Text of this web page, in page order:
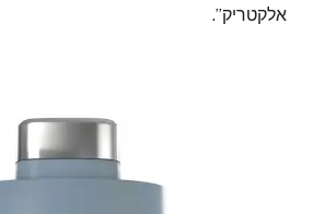
אלקטריק”.